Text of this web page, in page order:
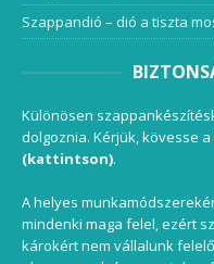
Szappandió – dió a tiszta
Különösen
dolgoznia. Kérjük, kövesse a
(kattintson).
A helyes
mindenki maga felel, ezért
károkért nem vállalunk